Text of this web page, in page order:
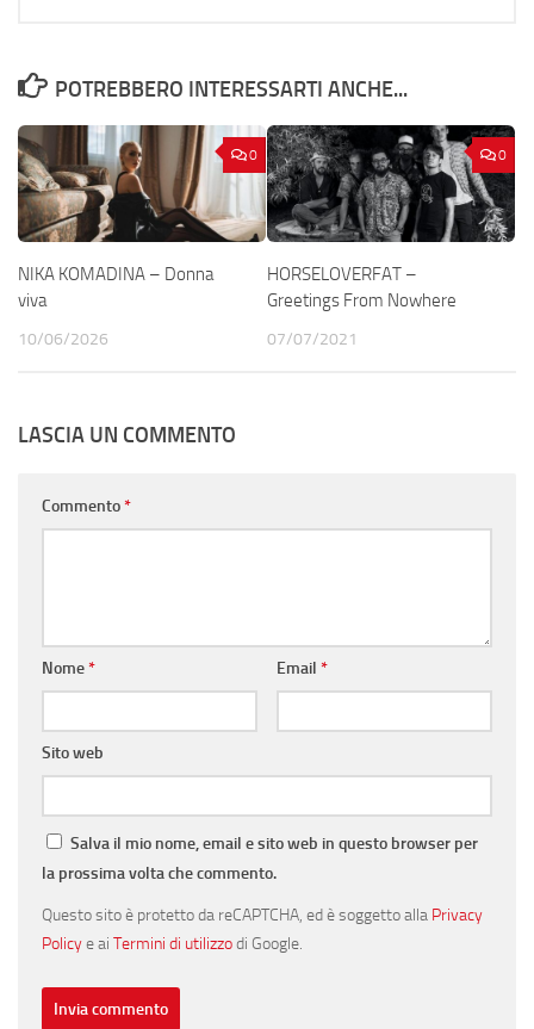
POTREBBERO INTERESSARTI ANCHE...
0
NIKA KOMADINA – Donna
viva
10/06/2026
0
HORSELOVERFAT –
Greetings From Nowhere
07/07/2021
LASCIA UN COMMENTO
Commento*
Nome* Email *
Sito web
Salva il mio nome, email e sito web in questo browser per
la prossima volta che commento.
Questo sito è protetto da reCAPTCHA, ed è soggetto alla Privacy
Policye ai Termini di utilizzodi Google.